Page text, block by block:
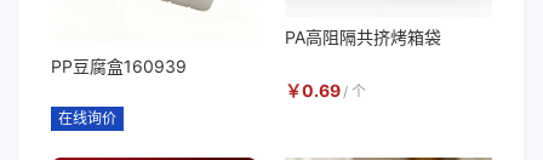
PP豆腐盒160939
在线询价
PA高阻隔共挤烤箱袋
￥0.69 / 个